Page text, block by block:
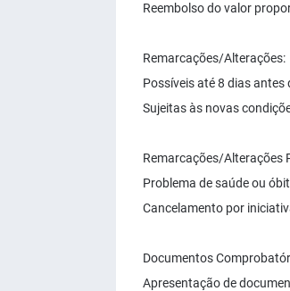
Reembolso do valor
Remarcações/Alterações:
Possíveis até 8 dias antes
Sujeitas às novas
Remarcações/Alterações
Problema de saúde ou
Cancelamento por
Documentos
Apresentação de